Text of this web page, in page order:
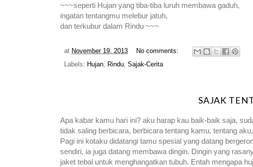
~~~seperti Hujan yang tiba-tiba luruh membawa gaduh,
ingatan tentangmu melebur jatuh,
dan terkubur dalam Rindu ~~~
at November 19, 2013
No comments:
Labels: Hujan, Rindu, Sajak-Cerita
SAJAK
Apa kabar kamu hari ini? aku harap kau baik-baik saja,
tidak saling berbicara, berbicara tentang kamu, tentang
Pagi ini kotaku didatangi tamu spesial yang datang
sendiri, ia juga datang membawa dingin. Dingin yang
jaket tebal untuk menghangatkan tubuh. Entah mengapa